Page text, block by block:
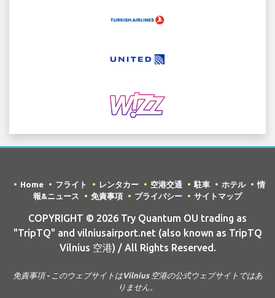
Home フライト レンタカー 空港交通 駐車 ホテル
情
報&ニュース
免責事項 プライバシー サイトマップ
COPYRIGHT © 2026 Try Quantum OU trading as
"TripTQ" and vilniusairport.net (also known as TripTQ
Vilnius 空港) / All Rights Reserved.
免責事項 - このウェブサイトはVilnius 空港の公式ウェブサイトではあ
りません。